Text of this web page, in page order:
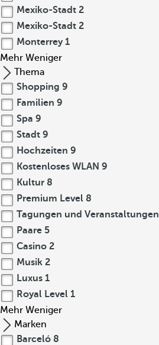
Mexiko-Stadt 2
Mexiko-Stadt 2
Monterrey 1
Mehr Weniger
Thema
Shopping 9
Familien 9
Spa 9
Stadt 9
Hochzeiten 9
Kostenloses WLAN 9
Kultur 8
Premium Level 8
Tagungen und Veranstaltungen
Paare 5
Casino 2
Musik 2
Luxus 1
Royal Level 1
Mehr Weniger
Marken
Barceló 8